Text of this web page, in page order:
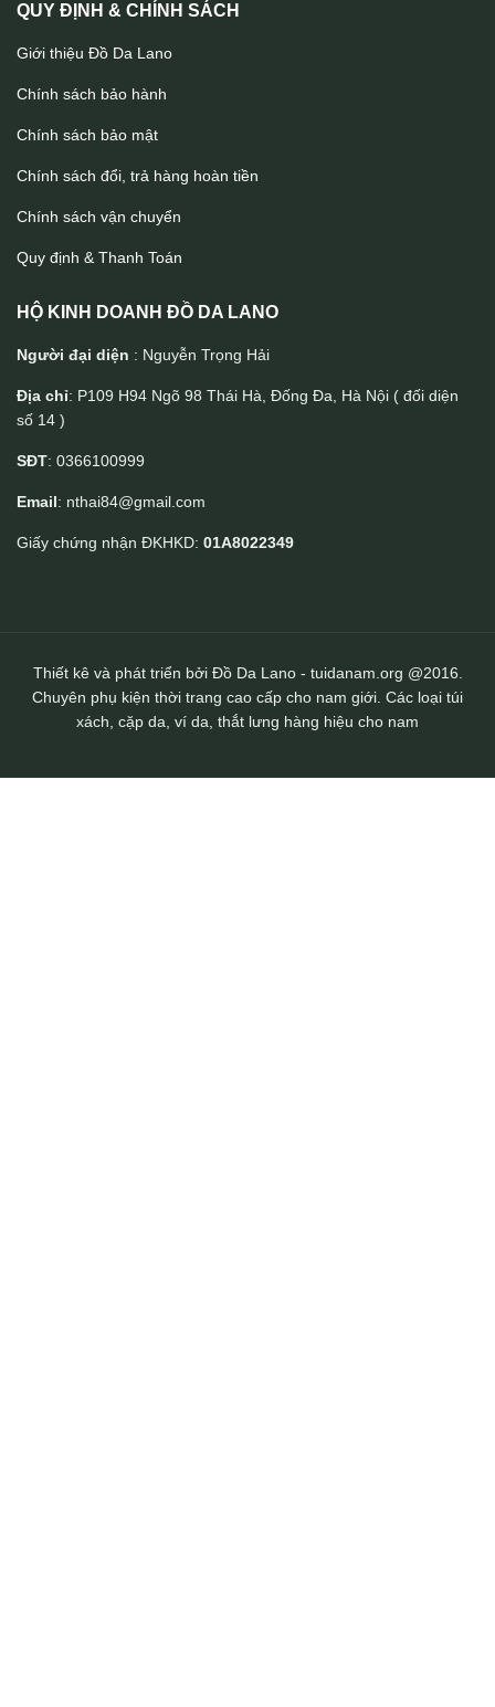
QUY ĐỊNH & CHÍNH SÁCH
Giới thiệu Đồ Da Lano
Chính sách bảo hành
Chính sách bảo mật
Chính sách đổi, trả hàng hoàn tiền
Chính sách vận chuyển
Quy định & Thanh Toán
HỘ KINH DOANH ĐỒ DA LANO
Người đại diện : Nguyễn Trọng Hải
Địa chỉ: P109 H94 Ngõ 98 Thái Hà, Đống Đa, Hà Nội ( đối diện
số 14 )
SĐT: 0366100999
Email: nthai84@gmail.com
Giấy chứng nhận ĐKHKD: 01A8022349
Thiết kê và phát triển bởi Đồ Da Lano - tuidanam.org @2016.
Chuyên phụ kiện thời trang cao cấp cho nam giới. Các loại túi
xách, cặp da, ví da, thắt lưng hàng hiệu cho nam